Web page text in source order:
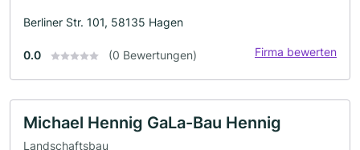
Berliner Str. 101, 58135 Hagen
0.0 (0 Bewertungen) Firma bewerten
Michael Hennig GaLa-Bau Hennig
Landschaftsbau